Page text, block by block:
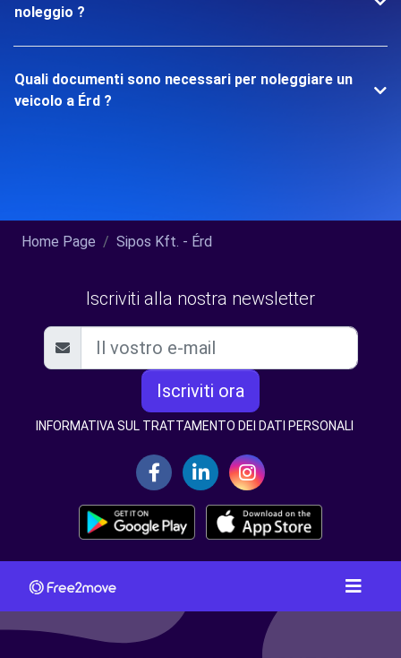
noleggio ?
Quali documenti sono necessari per noleggiare un
veicolo a Érd ?
Home Page Sipos Kft. - Érd
Iscriviti alla nostra newsletter
Iscriviti ora
INFORMATIVA SUL TRATTAMENTO DEI DATI PERSONALI